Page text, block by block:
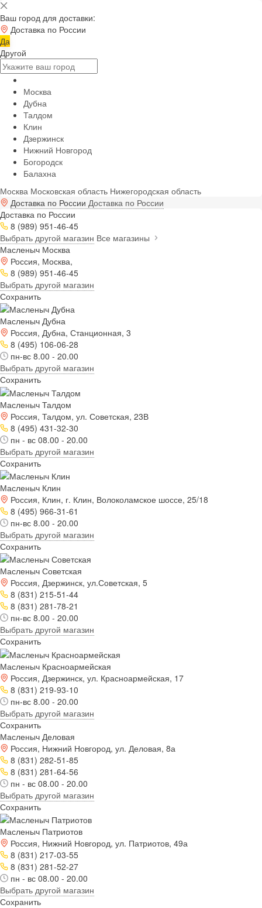
Ваш город для доставки:
Доставка по России
Да
Другой
Москва
Дубна
Талдом
Клин
Дзержинск
Нижний Новгород
Богородск
Балахна
Москва Московская область Нижегородская область
Доставка по России Доставка по России
Доставка по России
8 (989) 951-46-45
Выбрать другой магазин Все магазины
Масленыч Москва
Россия, Москва,
8 (989) 951-46-45
Выбрать другой магазин
Сохранить
Масленыч Дубна
Россия, Дубна, Станционная, 3
8 (495) 106-06-28
пн-вс 8.00 - 20.00
Выбрать другой магазин
Сохранить
Масленыч Талдом
Россия, Талдом, ул. Советская, 23В
8 (495) 431-32-30
пн - вс 08.00 - 20.00
Выбрать другой магазин
Сохранить
Масленыч Клин
Россия, Клин, г. Клин, Волоколамское шоссе, 25/18
8 (495) 966-31-61
пн-вс 8.00 - 20.00
Выбрать другой магазин
Сохранить
Масленыч Советская
Россия, Дзержинск, ул.Советская, 5
8 (831) 215-51-44
8 (831) 281-78-21
пн-вс 8.00 - 20.00
Выбрать другой магазин
Сохранить
Масленыч Красноармейская
Россия, Дзержинск, ул. Красноармейская, 17
8 (831) 219-93-10
пн-вс 8.00 - 20.00
Выбрать другой магазин
Сохранить
Масленыч Деловая
Россия, Нижний Новгород, ул. Деловая, 8а
8 (831) 282-51-85
8 (831) 281-64-56
пн - вс 08.00 - 20.00
Выбрать другой магазин
Сохранить
Масленыч Патриотов
Россия, Нижний Новгород, ул. Патриотов, 49а
8 (831) 217-03-55
8 (831) 281-52-27
пн - вс 08.00 - 20.00
Выбрать другой магазин
Сохранить